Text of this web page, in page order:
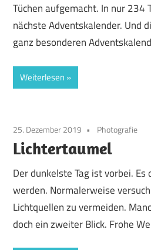
Tüchen aufgemacht. In nur 234
nächste Adventskalender. Und
ganz besonderen
Weiterlesen
25. Dezember 2019 Photografie
Lichtertaumel
Der dunkelste Tag ist vorbei.
werden. Normalerweise
Lichtquellen zu vermeiden.
doch ein zweiter Blick. Frohe